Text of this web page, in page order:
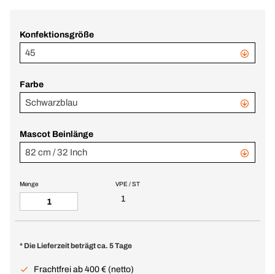
Konfektionsgröße
45
Farbe
Schwarzblau
Mascot Beinlänge
82 cm / 32 Inch
VPE / ST
1
Menge
* Die Lieferzeit beträgt ca. 5 Tage
Frachtfrei ab 400 € (netto)